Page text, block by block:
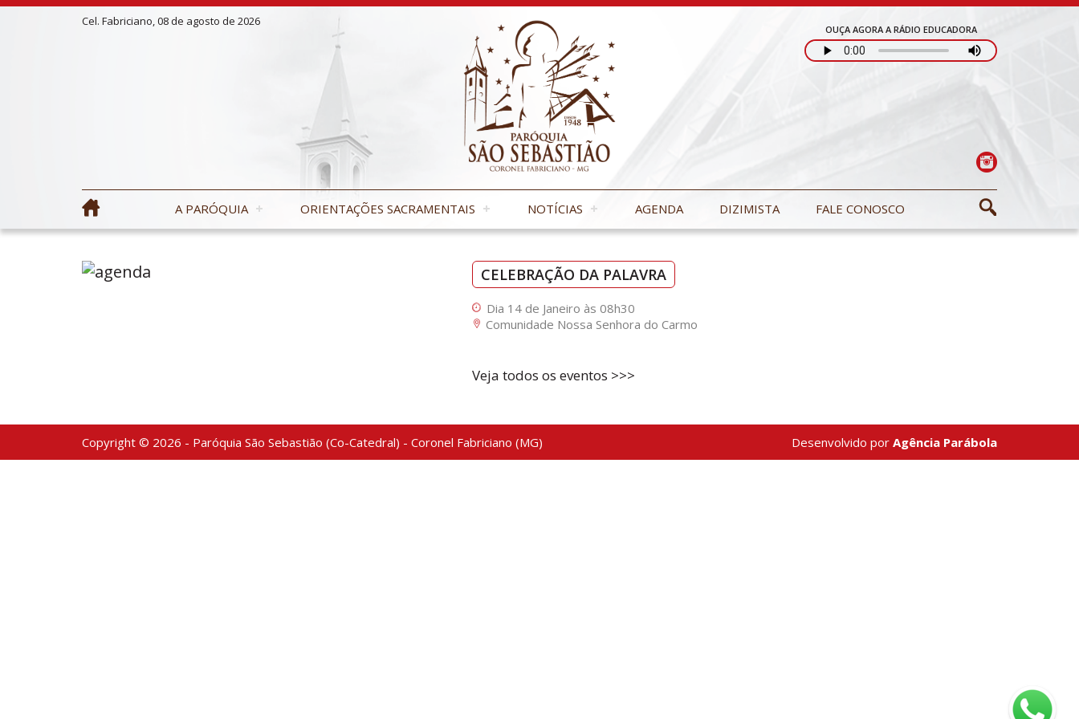
Cel. Fabriciano, 08 de agosto de 2026
OUÇA AGORA A RÁDIO EDUCADORA
A PARÓQUIA ORIENTAÇÕES SACRAMENTAIS NOTÍCIAS AGENDA DIZIMISTA FALE CONOSCO
CELEBRAÇÃO DA PALAVRA
Dia 14 de Janeiro às 08h30
Comunidade Nossa Senhora do Carmo
Veja todos os eventos >>>
Copyright © 2026 - Paróquia São Sebastião (Co-Catedral) - Coronel Fabriciano (MG) Desenvolvido por Agência Parábola